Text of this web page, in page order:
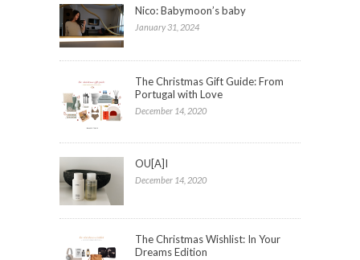
Nico: Babymoon’s baby
January 31, 2024
The Christmas Gift Guide: From
Portugal with Love
December 14, 2020
OU[A]I
December 14, 2020
The Christmas Wishlist: In Your
Dreams Edition